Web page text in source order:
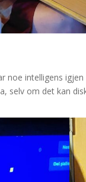
noe intelligens
selv om det kan